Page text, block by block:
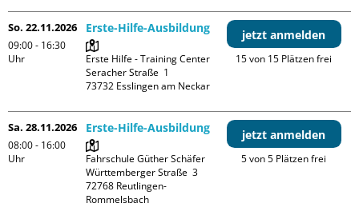
So. 22.11.2026
09:00 - 16:30
Uhr
Erste-Hilfe-Ausbildung
Erste Hilfe - Training Center
Seracher Straße  1
jetzt anmelden
15 von 15 Plätzen frei
Sa. 28.11.2026
08:00 - 16:00
Uhr
Erste-Hilfe-Ausbildung
Fahrschule Güther Schäfer
Württemberger Straße  3
72768 Reutlingen-
jetzt anmelden
5 von 5 Plätzen frei